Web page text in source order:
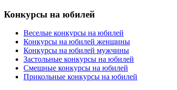
Конкурсы на юбилей
Веселые конкурсы на юбилей
Конкурсы на юбилей женщины
Конкурсы на юбилей мужчины
Застольные конкурсы на юбилей
Смешные конкурсы на юбилей
Прикольные конкурсы на юбилей